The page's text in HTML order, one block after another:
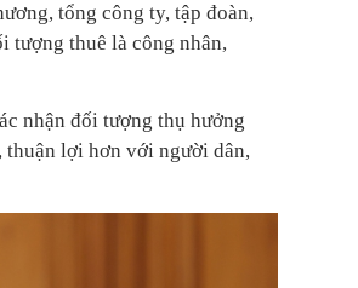
tổng công ty, tập đoàn,
tượng thuê là công nhân,
nhận đối tượng thụ hưởng
thuận lợi hơn với người dân,